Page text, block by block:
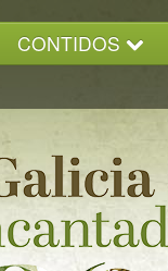
CONTIDOS
GALICIA ENCANTADA
DOCUMENTACION
NOVAS
CONTACTO